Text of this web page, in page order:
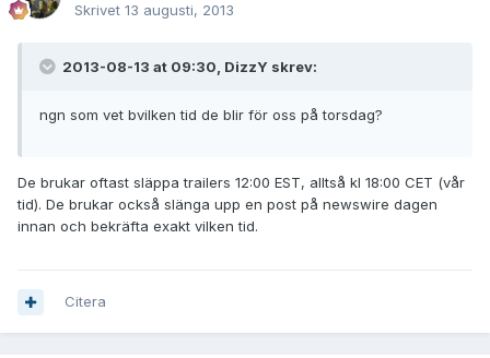
Skrivet 13 augusti, 2013
2013-08-13 at 09:30, DizzY skrev:
ngn som vet bvilken tid de blir för oss på torsdag?
De brukar oftast släppa trailers 12:00 EST, alltså kl 18:00 CET (vår
tid). De brukar också slänga upp en post på newswire dagen
innan och bekräfta exakt vilken tid.
Citera